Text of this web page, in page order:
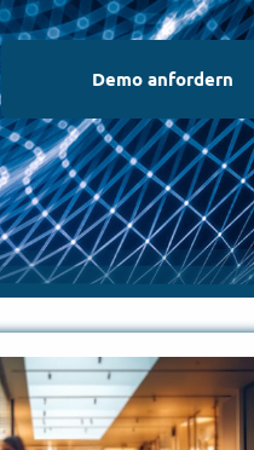
Demo anfordern